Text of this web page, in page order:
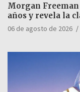
Morgan
años y revela la
06 de agosto de 2026